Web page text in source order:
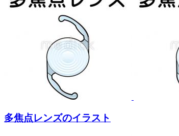
多焦点レンズのイラスト